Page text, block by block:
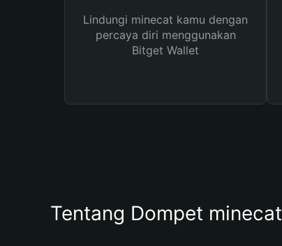
Lindungi minecat kamu dengan
percaya diri menggunakan
Bitget Wallet
Tentang Dompet minecat